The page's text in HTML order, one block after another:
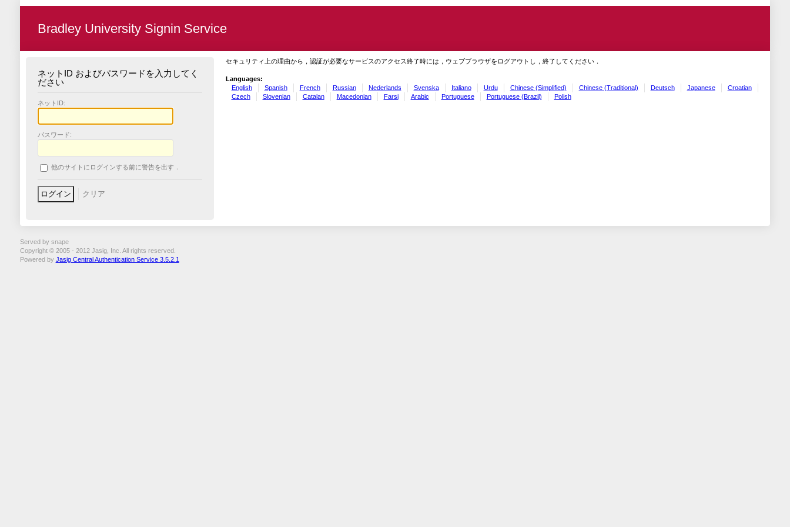
Bradley University Signin Service
ネットID およびパスワードを入力してく
ださい
ネットID:
パスワード:
他のサイトにログインする前に警告を出す．
セキュリティ上の理由から，認証が必要なサービスのアクセス終了時には，ウェブブラウザをログアウトし，終了してください．
Languages:
English
Spanish French Russian Nederlands Svenska Italiano Urdu Chinese (Simplified) Chinese (Traditional) Deutsch Japanese
Croatian
Czech
Slovenian Catalan Macedonian Farsi Arabic Portuguese Portuguese (Brazil) Polish
Served by snape
Copyright © 2005 - 2012 Jasig, Inc. All rights reserved.
Powered by Jasig Central Authentication Service 3.5.2.1